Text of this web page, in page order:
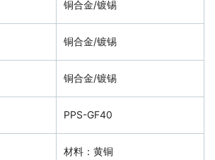
铜合金/镀锡
铜合金/镀锡
铜合金/镀锡
PPS-GF40
材料：黄铜